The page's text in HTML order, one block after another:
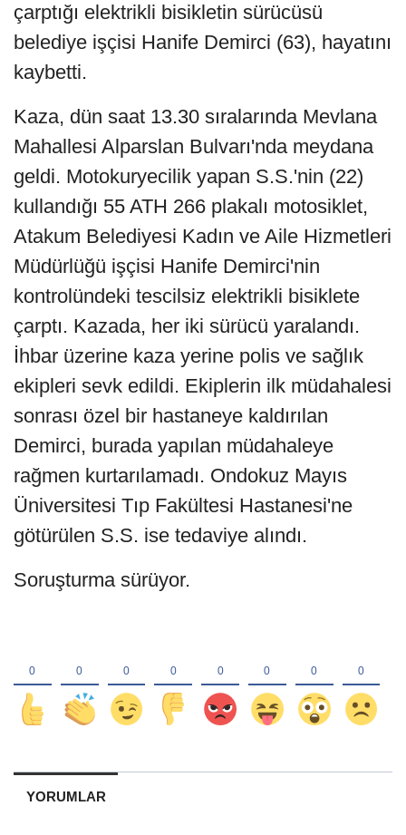
çarptığı elektrikli bisikletin sürücüsü
belediye işçisi Hanife Demirci (63), hayatını
kaybetti.
Kaza, dün saat 13.30 sıralarında Mevlana
Mahallesi Alparslan Bulvarı'nda meydana
geldi. Motokuryecilik yapan S.S.'nin (22)
kullandığı 55 ATH 266 plakalı motosiklet,
Atakum Belediyesi Kadın ve Aile Hizmetleri
Müdürlüğü işçisi Hanife Demirci'nin
kontrolündeki tescilsiz elektrikli bisiklete
çarptı. Kazada, her iki sürücü yaralandı.
İhbar üzerine kaza yerine polis ve sağlık
ekipleri sevk edildi. Ekiplerin ilk müdahalesi
sonrası özel bir hastaneye kaldırılan
Demirci, burada yapılan müdahaleye
rağmen kurtarılamadı. Ondokuz Mayıs
Üniversitesi Tıp Fakültesi Hastanesi'ne
götürülen S.S. ise tedaviye alındı.
Soruşturma sürüyor.
YORUMLAR